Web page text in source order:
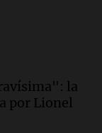
un muerto
desde
la
por Lionel